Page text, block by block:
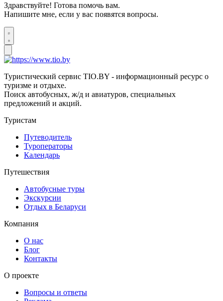
Здравствуйте! Готова помочь вам.
Напишите мне, если у вас появятся вопросы.
Туристический сервис TIO.BY - информационный ресурс о
туризме и отдыхе.
Поиск автобусных, ж/д и авиатуров, специальных
предложений и акций.
Туристам
Путеводитель
Туроператоры
Календарь
Путешествия
Автобусные туры
Экскурсии
Отдых в Беларуси
Компания
О нас
Блог
Контакты
О проекте
Вопросы и ответы